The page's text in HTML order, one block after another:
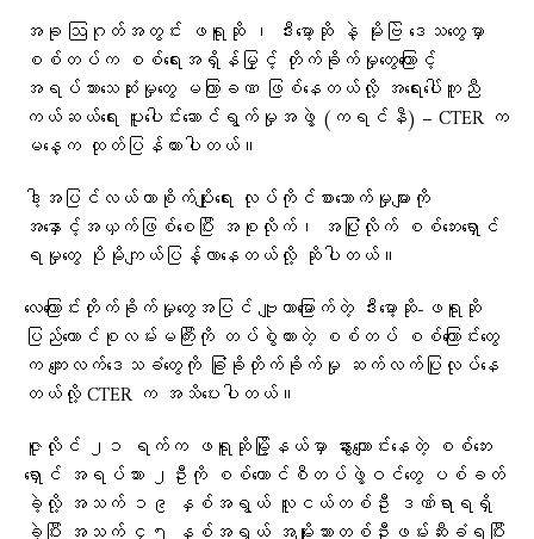
အခု ဩဂုတ်အတွင်း ဖရူဆို ၊ ဒီးမော့ဆို နဲ့ မိုးဗြဲ ဒေသတွေမှာ
စစ်တပ်က စစ်ရေးအရှိန်မြှင့် တိုက်ခိုက်မှုတွေကြောင့်
အရပ်သားသေဆုံးမှုတွေ မကြာခဏ ဖြစ်နေတယ်လို့ အရေးပေါ်ကူညီ
ကယ်ဆယ်ရေး ပူးပေါင်းဆောင်ရွက်မှုအဖွဲ့ (ကရင်နီ) – CTER က
မနေ့က ထုတ်ပြန်ထားပါတယ်။
ဒါ့အပြင်လယ်ယာစိုက်ပျိုးရေး လုပ်ကိုင်စားသောက်မှုများကို
အနှောင့်အယှက်ဖြစ်စေပြီး အစုလိုက်၊ အပြုံလိုက် စစ်ဘေးရှောင်
ရမှုတွေ ပိုမိုကျယ်ပြန့်လာနေတယ်လို့ ဆိုပါတယ်။
လေကြောင်းတိုက်ခိုက်မှုတွေအပြင် ဗျူဟာမြောက်တဲ့ ဒီးမော့ဆို-ဖရူဆို
ပြည်ထောင်စုလမ်းမကြီးကို တပ်စွဲထားတဲ့ စစ်တပ် စစ်ကြောင်းတွေ
က ကျေးလက်ဒေသခံတွေကို ခြုံခိုတိုက်ခိုက်မှု ဆက်လက်ပြုလုပ်နေ
တယ်လို့ CTER က အသိပေးပါတယ်။
ဇူလိုင် ၂၁ ရက်က ဖရူဆိုမြို့နယ်မှာ နွားကျောင်းနေတဲ့ စစ်ဘေး
ရှောင် အရပ်သား ၂ဦးကို စစ်ကောင်စီတပ်ဖွဲ့ဝင်တွေ ပစ်ခတ်
ခဲ့လို့ အသက် ၁၉ နှစ်အရွယ် လူငယ်တစ်ဦး ဒဏ်ရာရရှိ